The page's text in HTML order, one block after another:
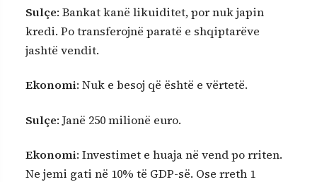
Sulçe: Bankat kanë likuiditet, por nuk japin
kredi. Po transferojnë paratë e shqiptarëve
jashtë vendit.
Ekonomi: Nuk e besoj që është e vërtetë.
Sulçe: Janë 250 milionë euro.
Ekonomi: Investimet e huaja në vend po rriten.
Ne jemi gati në 10% të GDP-së. Ose rreth 1